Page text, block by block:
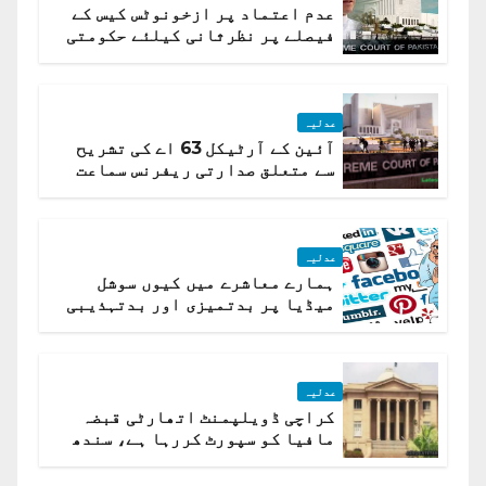
عدم اعتماد پر ازخونوٹس کیس کے
فیصلے پر نظرثانی کیلئے حکومتی
عدلیہ
آئین کے آرٹیکل 63 اے کی تشریح
سے متعلق صدارتی ریفرنس سماعت
عدلیہ
ہمارے معاشرے میں کیوں سوشل
میڈیا پر بدتمیزی اور بدتہذیبی
عدلیہ
کراچی ڈویلپمنٹ اتھارٹی قبضہ
مافیا کو سپورٹ کررہا ہے، سندھ